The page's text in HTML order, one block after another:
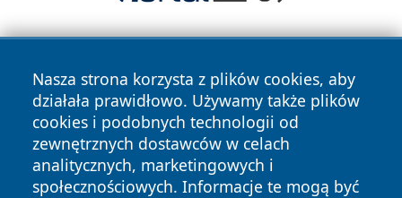
Nasza strona korzysta z plików cookies, aby
działała prawidłowo. Używamy także plików
cookies i podobnych technologii od
zewnętrznych dostawców w celach
analitycznych, marketingowych i
społecznościowych. Informacje te mogą być
Copyright © 2026 leszczynski24.pl Wszystkie prawa
zastrzeżone.